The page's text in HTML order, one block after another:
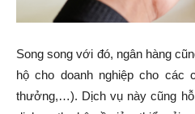
Song song với đó, ngân hàng
hộ cho doanh nghiệp cho các
thưởng,…). Dịch vụ này cũng